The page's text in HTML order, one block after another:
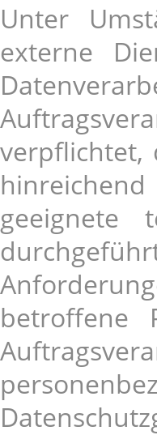
Unter
externe
verpflichtet,
geeignete
betroffene